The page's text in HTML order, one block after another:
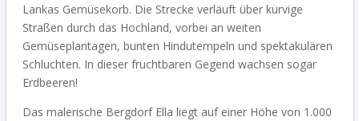
Lankas Gemüsekorb. Die Strecke verläuft über kurvige
Straßen durch das Hochland, vorbei an weiten
Gemüseplantagen, bunten Hindutempeln und spektakulären
Schluchten. In dieser fruchtbaren Gegend wachsen sogar
Erdbeeren!
Das malerische Bergdorf Ella liegt auf einer Höhe von 1.000